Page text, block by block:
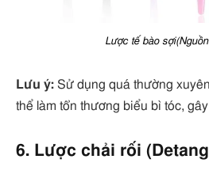
Lược tế bào
Lưu ý: Sử dụng quá thường
thể làm tổn thương biểu bì tóc,
6. Lược chải rối